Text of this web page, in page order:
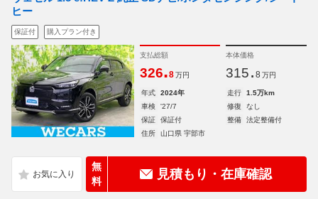
ヒー
保証付 購入プラン付き
支払総額
326.8 万円
本体価格
315. 8 万円
年式 2024年 走行
1.5万km
車検
'27/7 修復
なし
保証
保証付 整備
法定整備付
住所
山口県 宇部市
無
料
見積もり・在庫確認